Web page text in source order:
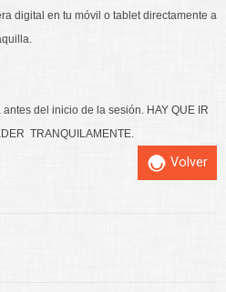
digital en tu móvil o tablet directamente a
del inicio de la sesión. HAY QUE IR
TRANQUILAMENTE.
Volver